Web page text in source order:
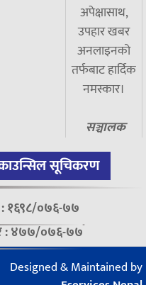
अपेक्षासाथ,
उपहार खबर
अनलाइनको
तर्फबाट हार्दिक
नमस्कार।
सञ्चालक
सूचिकरण
: १६९८/०७६-७७
: ४७७/०७६-७७
Designed & Maintained by